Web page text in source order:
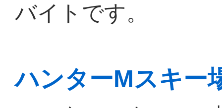
バイトです。
ハンターMスキー